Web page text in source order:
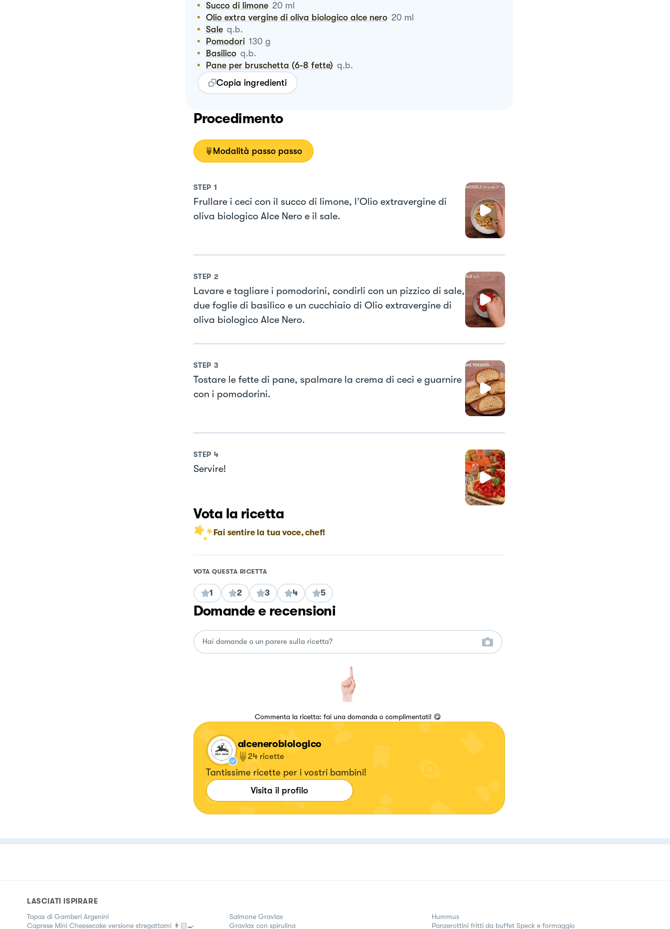
Succo di limone 20 ml
Olio extra vergine di oliva biologico alce nero 20 ml
Sale q.b.
Pomodori 130 g
Basilico q.b.
Pane per bruschetta (6-8 fette) q.b.
Copia ingredienti
Procedimento
Modalità passo passo
STEP 1
Frullare i ceci con il succo di limone, l’Olio extravergine di
oliva biologico Alce Nero e il sale.
STEP 2
Lavare e tagliare i pomodorini, condirli con un pizzico di sale,
due foglie di basilico e un cucchiaio di Olio extravergine di
oliva biologico Alce Nero.
STEP 3
Tostare le fette di pane, spalmare la crema di ceci e guarnire
con i pomodorini.
STEP 4
Servire!
Vota la ricetta
Fai sentire la tua voce, chef!
VOTA QUESTA RICETTA
1 2 3 4 5
Domande e recensioni
Commenta la ricetta: fai una domanda o complimentati! 😋
alcenerobiologico
24 ricette
Tantissime ricette per i vostri bambini!
Visita il profilo
LASCIATI ISPIRARE
Tapas di Gamberi Argenini
Caprese Mini Cheesecake versione stregattami 👩🏻‍🍳
Salmone Gravlax
Gravlax con spirulina
Hummus
Panzerottini fritti da buffet Speck e formaggio